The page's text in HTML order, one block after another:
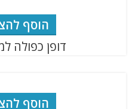
הוסף
דופן כפולה
הוסף